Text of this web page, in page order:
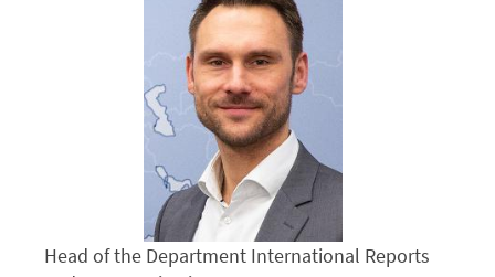
Head of the Department International Reports